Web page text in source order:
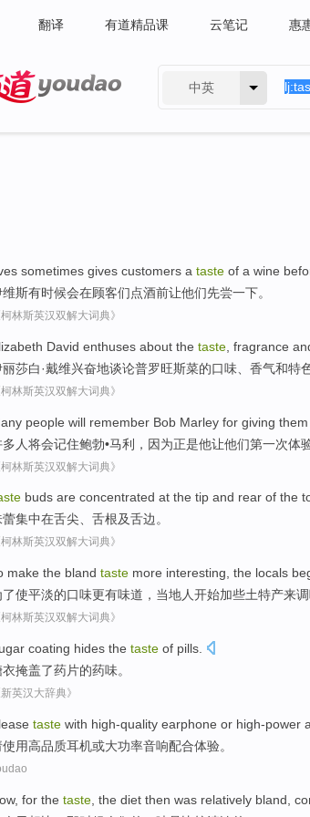
翻译 有道精品课 云笔记 惠
中英
sometimes gives customers a taste of a wine
维斯有时候会在顾客们点酒前让他们先尝一下。
柯林斯英汉双解大词典》
David enthuses about the taste fragrance
莎白·戴维兴奋地谈论普罗旺斯菜的口味 香气和特
柯林斯英汉双解大词典》
people will remember Bob Marley for giving
人将会记住鲍勃•马利 ，因为正是他让他们第一次体
柯林斯英汉双解大词典》
buds are concentrated at the tip and rear of the
蕾集中在舌尖、舌根及舌边。
柯林斯英汉双解大词典》
make the bland taste more interesting the locals
使平淡的口味更有味道 ， 当地人开始加些土特产来
柯林斯英汉双解大词典》
coating hides the taste of pills
掩盖了药片的药味。
新英汉大辞典》
taste with high-quality earphone or high-power
使用高品质耳机或大功率音响配合体验。
for the taste , the diet then was relatively bland